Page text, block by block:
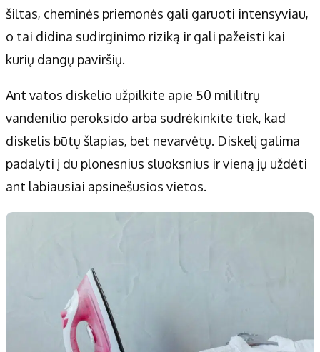
šiltas, cheminės priemonės gali garuoti intensyviau,
o tai didina sudirginimo riziką ir gali pažeisti kai
kurių dangų paviršių.
Ant vatos diskelio užpilkite apie 50 mililitrų
vandenilio peroksido arba sudrėkinkite tiek, kad
diskelis būtų šlapias, bet nevarvėtų. Diskelį galima
padalyti į du plonesnius sluoksnius ir vieną jų uždėti
ant labiausiai apsinešusios vietos.